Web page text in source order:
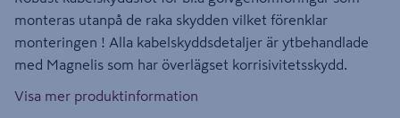
monteras utanpå de raka skydden vilket förenklar
monteringen ! Alla kabelskyddsdetaljer är ytbehandlade
med Magnelis som har överlägset korrisivitetsskydd.
Visa mer produktinformation